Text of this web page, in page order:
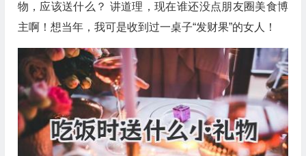
物，应该送什么？ 讲道理，现在谁还没点朋友圈美食博
主啊！想当年，我可是收到过一桌子“发财果”的女人！